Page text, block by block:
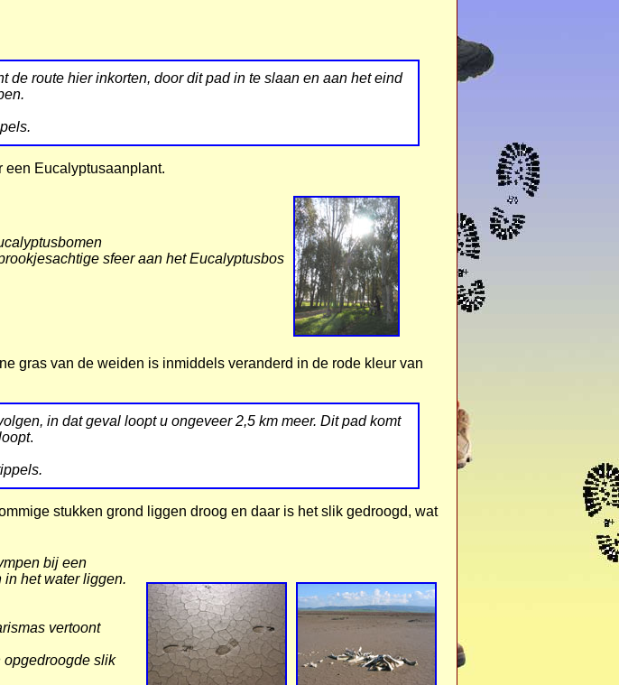
route hier inkorten, door dit pad in te slaan en aan het eind
een Eucalyptusaanplant.
sfeer aan het Eucalyptusbos
gras van de weiden is inmiddels veranderd in de rode kleur van
in dat geval loopt u ongeveer 2,5 km meer. Dit pad komt
.
stukken grond liggen droog en daar is het slik gedroogd, wat
bij een
het water liggen.
vertoont
opgedroogde slik